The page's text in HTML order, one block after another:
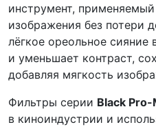
инструмент,
изображения без потери
лёгкое ореольное сияние
и уменьшает контраст,
добавляя мягкость
Фильтры серии Black
в киноиндустрии и